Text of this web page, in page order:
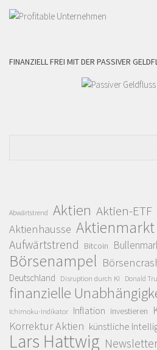
FINANZIELL FREI MIT DER PASSIVER
Abwärtstrend Aktien Aktien-ETF
Aktienhausse Aktienmarkt
Aufwärtstrend Bitcoin
Börsenampel
Deutschland Disruption durch KI Donald
finanzielle
Ichimoku-Indikator Inflation investieren
Korrektur Aktien künstliche
Lars Hattwig Newsletter